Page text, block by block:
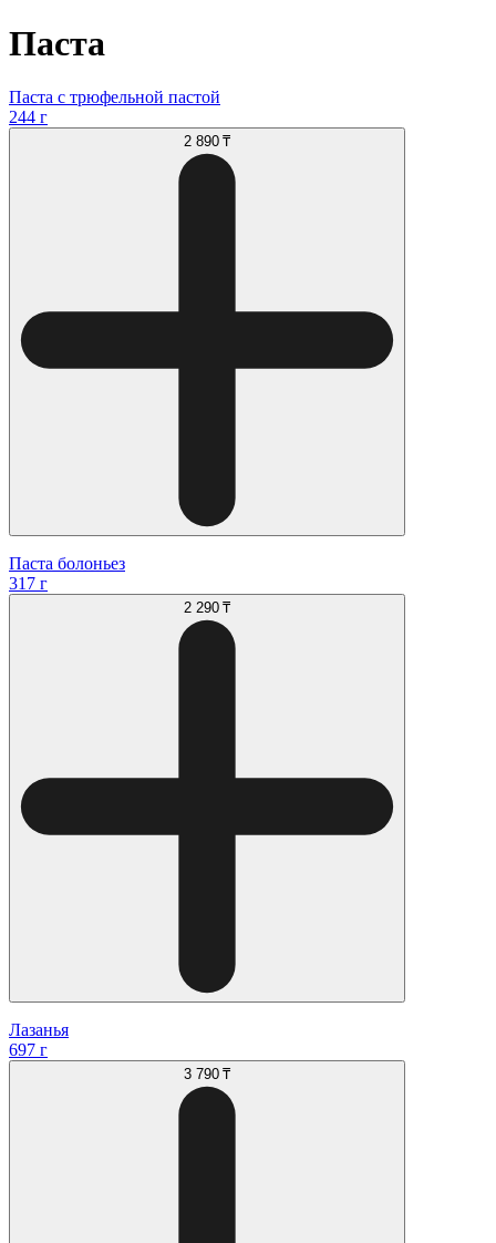
Паста
Паста с трюфельной пастой
244 г
2 890 ₸
Паста болоньез
317 г
2 290 ₸
Лазанья
697 г
3 790 ₸